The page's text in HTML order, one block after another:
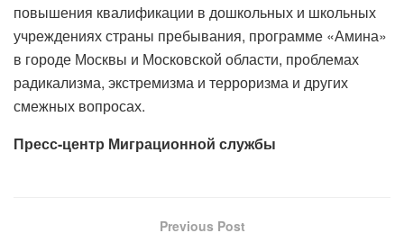
повышения квалификации в дошкольных и школьных
учреждениях страны пребывания, программе «Амина»
в городе Москвы и Московской области, проблемах
радикализма, экстремизма и терроризма и других
смежных вопросах.
Пресс-центр Миграционной службы
Previous Post